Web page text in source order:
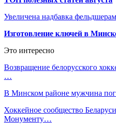
Увеличена надбавка
Изготовление ключей в
Это интересно
Возвращение белорусского
…
В Минском районе мужчина
Хоккейное сообщество
Монументу…